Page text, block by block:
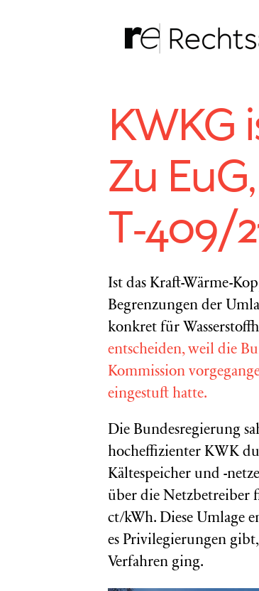
KWKG
Zu
T‑409/
Ist das Kraft-Wärme-
Begrenzungen der
konkret für
entscheiden, weil die
Kommission
eingestuft hatte.
Die Bundesregierung
hocheffizienter KWK
Kältespeicher und -
über die Netzbetreiber
ct/kWh. Diese Umlage
es Privilegierungen
Verfahren ging.